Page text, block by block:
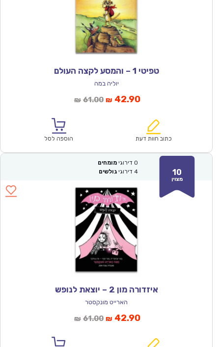
טפיטי 1 – והמסע לקצה העולם
יוליה במה
₪ 61.00המחיר
₪61.00.
₪ 42.90המחיר
הוא:
כתוב חוות דעת הוספה לסל
10
מצוין
0 דירוגי מומחים
4 דירוגי גולשים
איזדורה מון 2 – יוצאת לנופש
הארייט מונקסטר
₪ 61.00המחיר
₪ 42.90המחיר
הוא: